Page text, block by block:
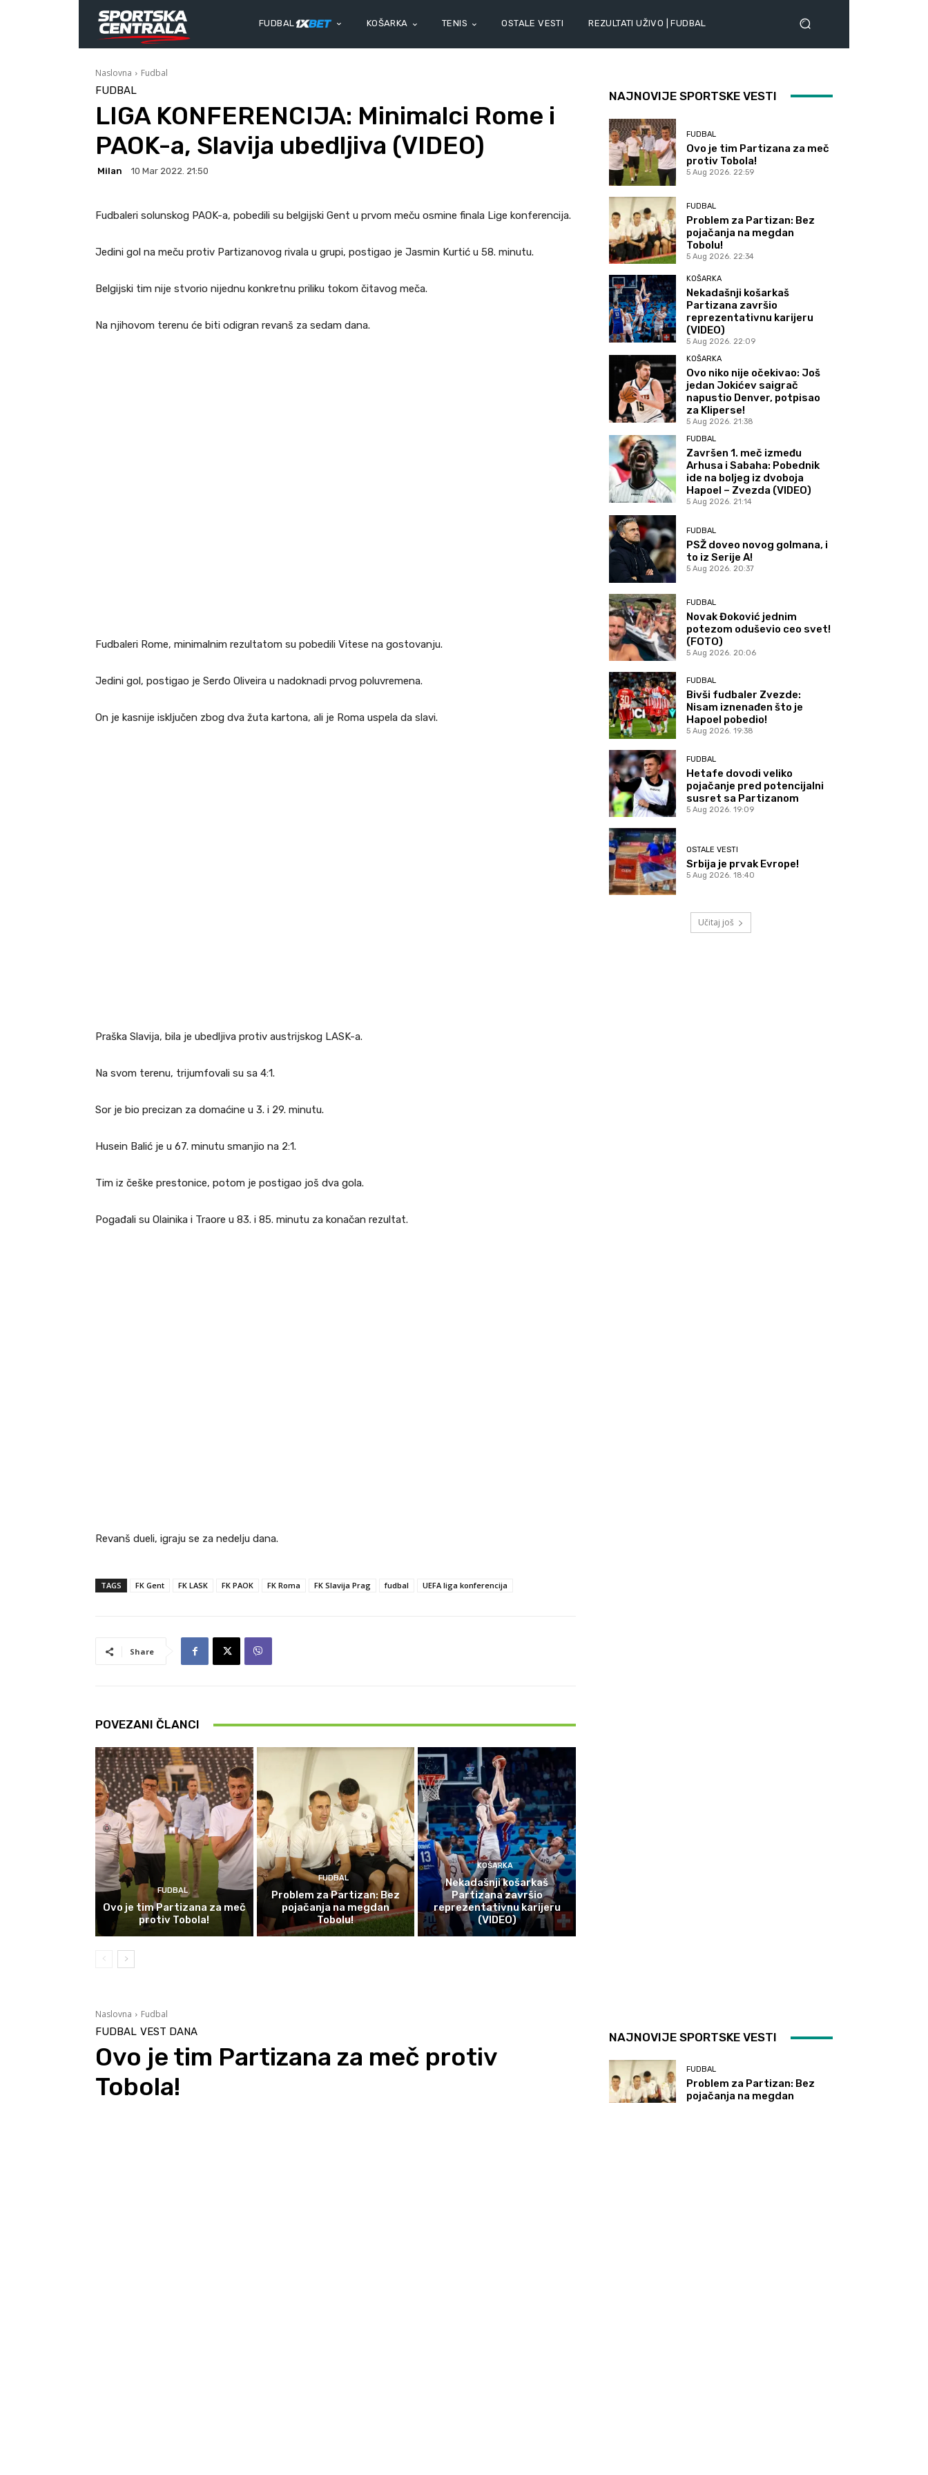
FUDBAL KOŠARKA TENIS OSTALE VESTI REZULTATI UŽIVO | FUDBAL
Naslovna Fudbal
FUDBAL
LIGA KONFERENCIJA: Minimalci Rome i
PAOK-a, Slavija ubedljiva (VIDEO)
Milan 10 Mar 2022. 21:50
Fudbaleri solunskog PAOK-a, pobedili su belgijski Gent u prvom meču osmine finala Lige konferencija.
Jedini gol na meču protiv Partizanovog rivala u grupi, postigao je Jasmin Kurtić u 58. minutu.
Belgijski tim nije stvorio nijednu konkretnu priliku tokom čitavog meča.
Na njihovom terenu će biti odigran revanš za sedam dana.
Fudbaleri Rome, minimalnim rezultatom su pobedili Vitese na gostovanju.
Jedini gol, postigao je Serđo Oliveira u nadoknadi prvog poluvremena.
On je kasnije isključen zbog dva žuta kartona, ali je Roma uspela da slavi.
Praška Slavija, bila je ubedljiva protiv austrijskog LASK-a.
Na svom terenu, trijumfovali su sa 4:1.
Sor je bio precizan za domaćine u 3. i 29. minutu.
Husein Balić je u 67. minutu smanjio na 2:1.
Tim iz češke prestonice, potom je postigao još dva gola.
Pogađali su Olainika i Traore u 83. i 85. minutu za konačan rezultat.
Revanš dueli, igraju se za nedelju dana.
TAGS FK Gent FK LASK FK PAOK FK Roma FK Slavija Prag fudbal UEFA liga konferencija
Share
POVEZANI ČLANCI
FUDBAL
Ovo je tim Partizana za meč
protiv Tobola!
FUDBAL
Problem za Partizan: Bez
pojačanja na megdan
Tobolu!
KOŠARKA
Nekadašnji košarkaš
Partizana završio
reprezentativnu karijeru
(VIDEO)
NAJNOVIJE SPORTSKE VESTI
FUDBAL
Ovo je tim Partizana za meč
protiv Tobola!
5 Aug 2026. 22:59
FUDBAL
Problem za Partizan: Bez
pojačanja na megdan
Tobolu!
5 Aug 2026. 22:34
KOŠARKA
Nekadašnji košarkaš
Partizana završio
reprezentativnu karijeru
(VIDEO)
5 Aug 2026. 22:09
KOŠARKA
Ovo niko nije očekivao: Još
jedan Jokićev saigrač
napustio Denver, potpisao
za Kliperse!
5 Aug 2026. 21:38
FUDBAL
Završen 1. meč između
Arhusa i Sabaha: Pobednik
ide na boljeg iz dvoboja
Hapoel – Zvezda (VIDEO)
5 Aug 2026. 21:14
FUDBAL
PSŽ doveo novog golmana, i
to iz Serije A!
5 Aug 2026. 20:37
FUDBAL
Novak Đoković jednim
potezom oduševio ceo svet!
(FOTO)
5 Aug 2026. 20:06
FUDBAL
Bivši fudbaler Zvezde:
Nisam iznenađen što je
Hapoel pobedio!
5 Aug 2026. 19:38
FUDBAL
Hetafe dovodi veliko
pojačanje pred potencijalni
susret sa Partizanom
5 Aug 2026. 19:09
OSTALE VESTI
Srbija je prvak Evrope!
5 Aug 2026. 18:40
Učitaj još